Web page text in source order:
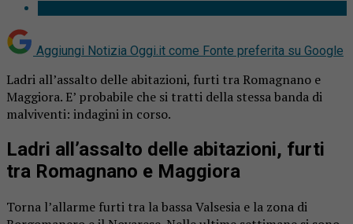
Aggiungi Notizia Oggi.it come Fonte preferita su Google
Ladri all’assalto delle abitazioni, furti tra Romagnano e
Maggiora. E’ probabile che si tratti della stessa banda di
malviventi: indagini in corso.
Ladri all’assalto delle abitazioni, furti
tra Romagnano e Maggiora
Torna l’allarme furti tra la bassa Valsesia e la zona di